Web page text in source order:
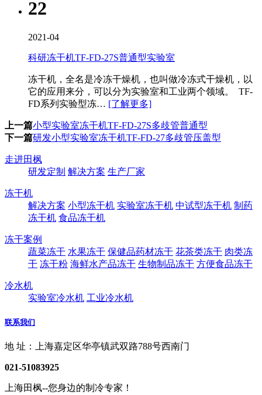
22
2021-04
科研冻干机TF-FD-27S普通型实验室
冻干机，全名是冷冻干燥机，也叫做冷冻式干燥机，以
它的应用来分，可以分为实验室和工业两个领域。 TF-
FD系列实验型冻… [了解更多]
上一篇小型实验室冻干机TF-FD-27S多歧管普通型
下一篇研发小型实验室冻干机TF-FD-27多歧管压盖型
走进田枫
研发定制 解决方案 生产厂家
冻干机
解决方案 小型冻干机 实验室冻干机 中试型冻干机 制药
冻干机 食品冻干机
冻干案例
蔬菜冻干 水果冻干 保健品药材冻干 花茶类冻干 肉类冻
干 冻干粉 海鲜水产品冻干 生物制品冻干 方便食品冻干
冷水机
实验室冷水机 工业冷水机
联系我们
地 址：上海嘉定区华亭镇武双路788号西南门
021-51083925
上海田枫--您身边的制冷专家！